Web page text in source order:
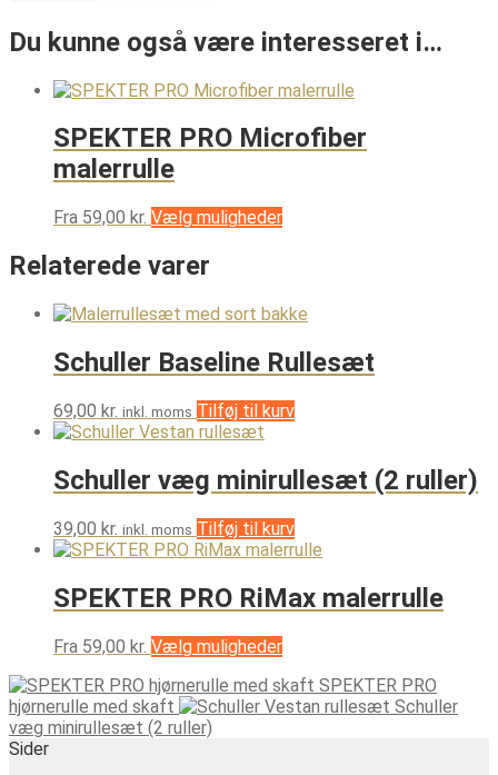
Du kunne også være interesseret i…
SPEKTER PRO Microfiber
malerrulle
Fra 59,00 kr. Vælg mulighederDette
Mulighederne
vælges
varesiden
Relaterede varer
Schuller Baseline Rullesæt
69,00 kr. inkl. moms Tilføj til kurv
Schuller væg minirullesæt (2 ruller)
39,00 kr. inkl. moms Tilføj til kurv
SPEKTER PRO RiMax malerrulle
Fra 59,00 kr. Vælg mulighederDette
har
flere
SPEKTER PRO
hjørnerulle med skaft
Schuller
væg minirullesæt (2 ruller)
Sider